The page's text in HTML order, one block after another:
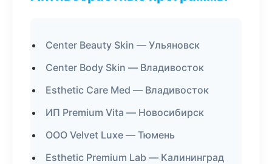
Center Beauty Skin — Ульяновск
Center Body Skin — Владивосток
Esthetic Care Med — Владивосток
ИП Premium Vita — Новосибирск
ООО Velvet Luxe — Тюмень
Esthetic Premium Lab — Калининград